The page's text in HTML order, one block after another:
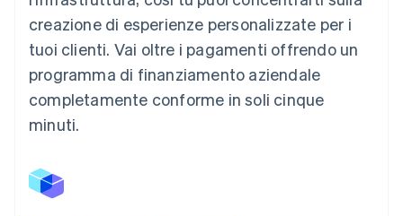
creazione di esperienze personalizzate per i
tuoi clienti. Vai oltre i pagamenti offrendo un
programma di finanziamento aziendale
completamente conforme in soli cinque
minuti.